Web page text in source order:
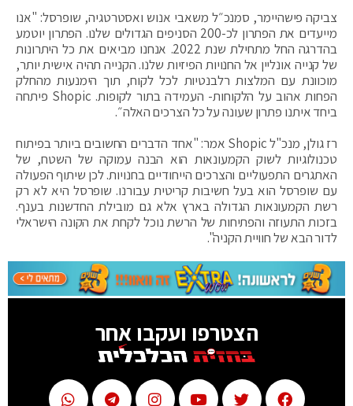
צביקה פישהיימר, סמנכ״ל משאבי אנוש ואסטרטגיה, שופרסל: "אנו
מייעדים את הפתרון לכ-200 הסניפים הגדולים שלנו. הפתרון יוטמע
בהדרגה החל מתחילת שנת 2022. אנחנו מביאים את כל היתרונות
של קנייה אונליין אל החנויות הפיזיות שלנו. הקנייה תהיה אישית יותר,
מוכוונת עם המלצות רלבנטיות לכל לקוח, תוך הימנעות מהחלק
הפחות אהוב על הלקוחות- העמידה בתור לקופות. Shopic פיתחה
ביחד איתנו פתרון שעונה על כל הצרכים האלה״.
רז גולן, מנכ"ל Shopic אמר: "אחד הדברים החשובים ביותר בפיתוח
טכנולוגיות לשוק הקמעונאות הוא הבנה עמוקה של השטח, של
האתגרים התפעוליים והצרכים הייחודיים בחנויות. לכן שיתוף הפעולה
עם שופרסל הוא בעל חשיבות קריטית עבורנו. שופרסל היא לא רק
רשת הקמעונאות הגדולה בארץ אלא גם מובילת החדשנות בענף.
בזכות התעוזה והפתיחות של הרשת נוכל לקחת את הקונה הישראלי
לדור הבא של חוויית הקניה".
הצטרפו ועקבו אחר